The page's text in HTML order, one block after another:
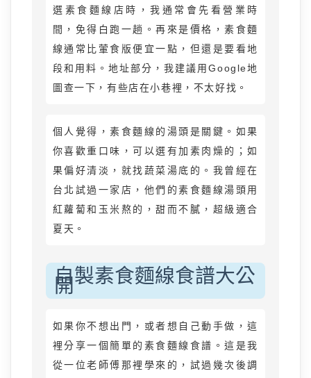
選素食麵線店時，我通常會先看營業時
間，免得白跑一趟。再來是價格，素食麵
線通常比葷食版便宜一點，但還是要看地
段和用料。地址部分，我建議用Google地
圖查一下，有些店在小巷裡，不太好找。
個人覺得，素食麵線的湯頭是關鍵。如果
你喜歡重口味，可以選有加素肉燥的；如
果偏好清淡，就找蔬菜湯底的。我曾經在
台北試過一家店，他們的素食麵線湯頭用
紅蘿蔔和玉米熬的，甜而不膩，超級適合
夏天。
自製素食麵線食譜大公
開
如果你不想出門，或者想自己動手做，這
裡分享一個簡單的素食麵線食譜。這是我
從一位老師傅那裡學來的，試過幾次後調